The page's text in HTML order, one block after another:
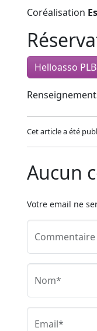
Coréalisation
Helloasso
Cet article a été
Aucun
Votre email ne
Commentaire
Nom*
Email*